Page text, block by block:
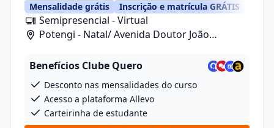
Mensalidade grátis Inscrição e matrícula GRÁTIS
Semipresencial - Virtual
Potengi - Natal/ Avenida Doutor João
Benefícios Clube Quero
Desconto nas mensalidades do curso
Acesso a plataforma Allevo
Carteirinha de estudante